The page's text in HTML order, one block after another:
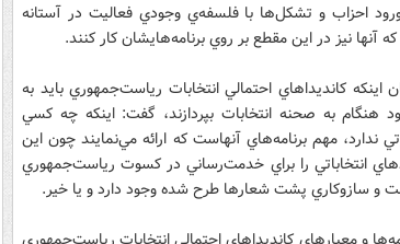
احزاب و تشكل‌ها با فلسفه‌ي وجودي فعاليت در آستانه
آنها نيز در اين مقطع بر روي برنامه‌هايشان كار كنند.
اينكه كانديداهاي احتمالي انتخابات رياست‌جمهوري بايد به
هنگام به صحنه انتخابات بپردازند، گفت: اينكه چه كسي
مهم برنامه‌هاي آنهاست كه ارائه مي‌نمايند چون اين
انتخاباتي را براي خدمت‌رساني در كسوت رياست‌‌جمهوري
و سازوكاري پشت شعارها طرح شده وجود دارد و يا خير.